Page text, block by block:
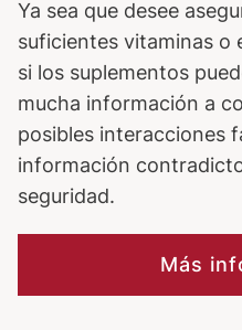
Ya sea que desee
suficientes vitaminas o
si los suplementos
mucha información a
posibles interacciones
información
seguridad.
Más